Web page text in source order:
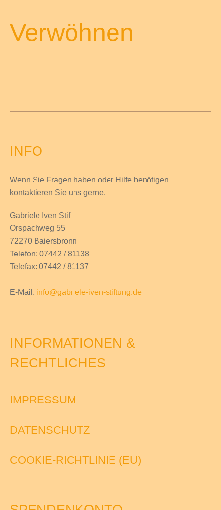
Verwöhnen
INFO
Wenn Sie Fragen haben oder Hilfe benötigen,
kontaktieren Sie uns gerne.
Gabriele Iven Stif
Orspachweg 55
72270 Baiersbronn
Telefon: 07442 / 81138
Telefax: 07442 / 81137
E-Mail: info@gabriele-iven-stiftung.de
INFORMATIONEN &
RECHTLICHES
IMPRESSUM
DATENSCHUTZ
COOKIE-RICHTLINIE (EU)